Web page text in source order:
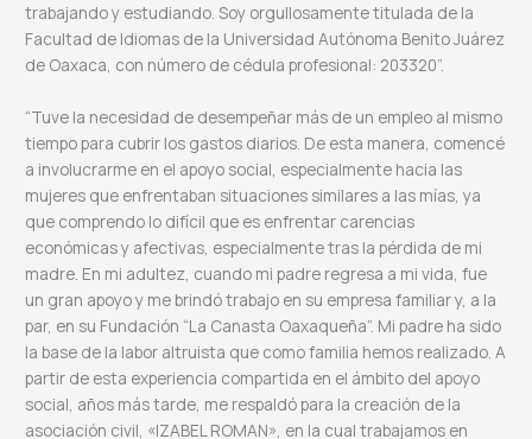
trabajando y estudiando. Soy orgullosamente titulada de la
Facultad de Idiomas de la Universidad Autónoma Benito Juárez
de Oaxaca, con número de cédula profesional: 203320”.
“Tuve la necesidad de desempeñar más de un empleo al mismo
tiempo para cubrir los gastos diarios. De esta manera, comencé
a involucrarme en el apoyo social, especialmente hacia las
mujeres que enfrentaban situaciones similares a las mías, ya
que comprendo lo difícil que es enfrentar carencias
económicas y afectivas, especialmente tras la pérdida de mi
madre. En mi adultez, cuando mi padre regresa a mi vida, fue
un gran apoyo y me brindó trabajo en su empresa familiar y, a la
par, en su Fundación “La Canasta Oaxaqueña”. Mi padre ha sido
la base de la labor altruista que como familia hemos realizado. A
partir de esta experiencia compartida en el ámbito del apoyo
social, años más tarde, me respaldó para la creación de la
asociación civil, «IZABEL ROMAN», en la cual trabajamos en